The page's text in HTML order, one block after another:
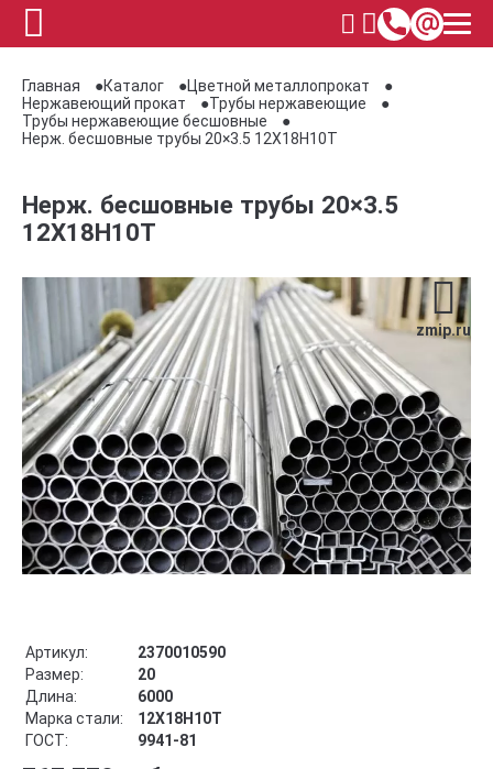
Главная Каталог
Цветной металлопрокат
Нержавеющий прокат
Трубы нержавеющие
Трубы нержавеющие бесшовные
Нерж. бесшовные трубы 20×3.5 12Х18Н10Т
Нерж. бесшовные трубы 20×3.5
12Х18Н10Т
zmip.ru
Артикул:
2370010590
Размер:
20
Длина:
6000
Марка стали:
12Х18Н10Т
ГОСТ:
9941-81